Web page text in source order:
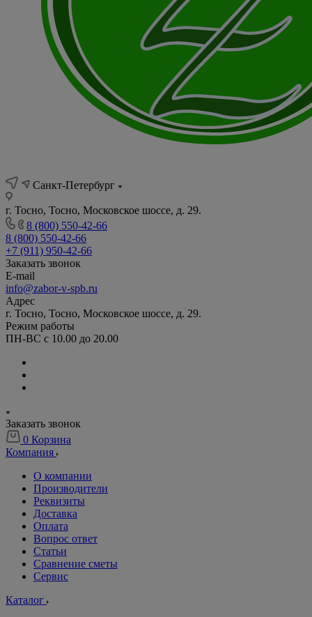
Санкт-Петербург
г. Тосно, Тосно, Московское шоссе, д. 29.
8 (800) 550-42-66
8 (800) 550-42-66
+7 (911) 950-42-66
Заказать звонок
E-mail
info@zabor-v-spb.ru
Адрес
г. Тосно, Тосно, Московское шоссе, д. 29.
Режим работы
ПН-ВС с 10.00 до 20.00
Заказать звонок
0 Корзина
Компания
О компании
Производители
Реквизиты
Доставка
Оплата
Вопрос ответ
Статьи
Сравнение сметы
Сервис
Каталог